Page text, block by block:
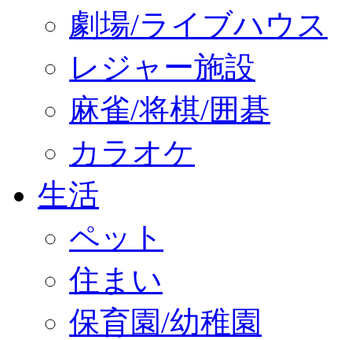
劇場/ライブハウス
レジャー施設
麻雀/将棋/囲碁
カラオケ
生活
ペット
住まい
保育園/幼稚園